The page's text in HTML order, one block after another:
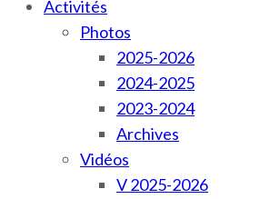
Activités
Photos
2025-2026
2024-2025
2023-2024
Archives
Vidéos
V 2025-2026